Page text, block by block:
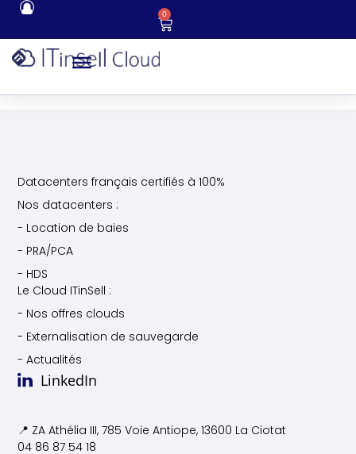
0
Datacenters français certifiés à 100%
Nos datacenters :
- Location de baies
- PRA/PCA
- HDS
Le Cloud ITinSell :
- Nos offres clouds
- Externalisation de sauvegarde
- Actualités
LinkedIn
📍 ZA Athélia III, 785 Voie Antiope, 13600 La Ciotat
04 86 87 54 18